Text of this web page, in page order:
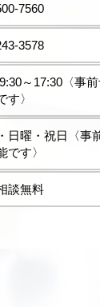
7560
3578
～17:30〈事
す〉
日曜・祝日〈事
です〉
談無料